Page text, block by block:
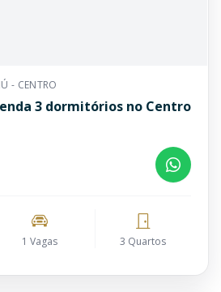
- CENTRO
3 dormitórios no Centro
1 Vagas 3 Quartos